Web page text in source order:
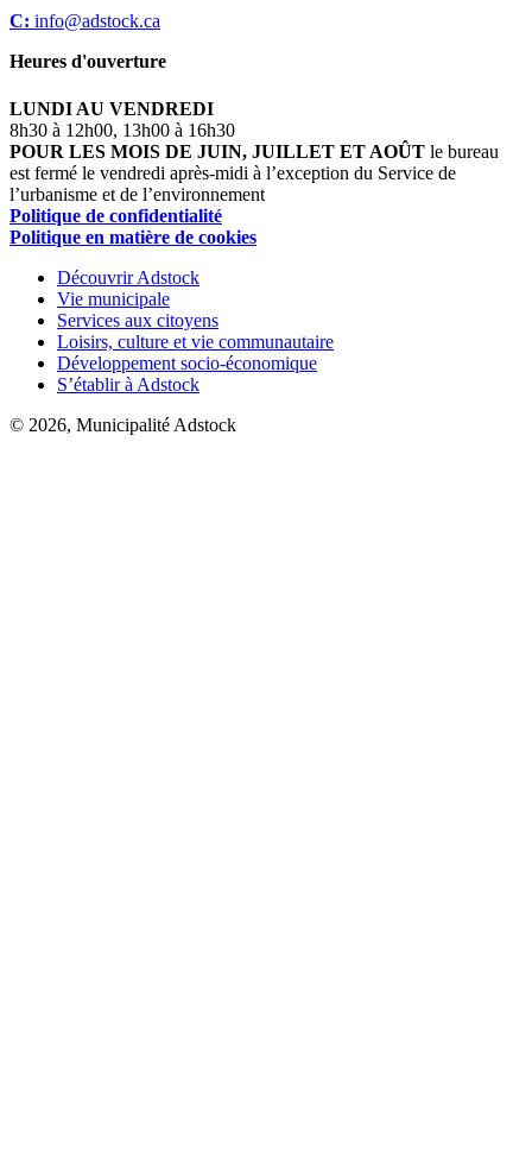
C: info@adstock.ca
Heures d'ouverture
LUNDI AU VENDREDI
8h30 à 12h00, 13h00 à 16h30
POUR LES MOIS DE JUIN, JUILLET ET AOÛT le bureau
est fermé le vendredi après-midi à l’exception du Service de
l’urbanisme et de l’environnement
Politique de confidentialité
Politique en matière de cookies
Découvrir Adstock
Vie municipale
Services aux citoyens
Loisirs, culture et vie communautaire
Développement socio-économique
S’établir à Adstock
© 2026, Municipalité Adstock